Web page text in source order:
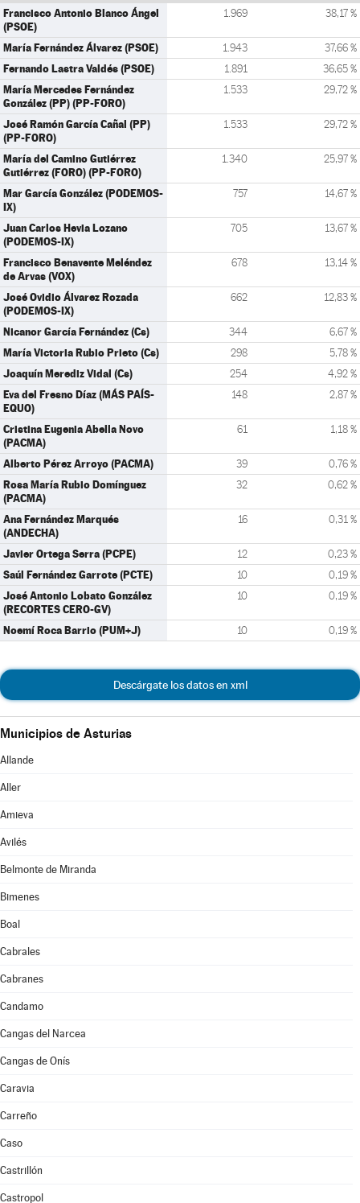
Francisco Antonio Blanco Ángel
(PSOE)
1.969 38,17 %
María Fernández Álvarez (PSOE) 1.943 37,66 %
Fernando Lastra Valdés (PSOE) 1.891 36,65 %
María Mercedes Fernández
González (PP) (PP-FORO)
1.533 29,72 %
José Ramón García Cañal (PP)
(PP-FORO)
1.533 29,72 %
María del Camino Gutiérrez
Gutiérrez (FORO) (PP-FORO)
1.340 25,97 %
Mar García González (PODEMOS-
IX)
757 14,67 %
Juan Carlos Hevia Lozano
(PODEMOS-IX)
705 13,67 %
Francisco Benavente Meléndez
de Arvas (VOX)
678 13,14 %
José Ovidio Álvarez Rozada
(PODEMOS-IX)
662 12,83 %
Nicanor García Fernández (Cs) 344 6,67 %
María Victoria Rubio Prieto (Cs) 298 5,78 %
Joaquín Merediz Vidal (Cs) 254 4,92 %
Eva del Fresno Díaz (MÁS PAÍS-
EQUO)
148 2,87 %
Cristina Eugenia Abella Novo
(PACMA)
61 1,18 %
Alberto Pérez Arroyo (PACMA) 39 0,76 %
Rosa María Rubio Domínguez
(PACMA)
32 0,62 %
Ana Fernández Marqués
(ANDECHA)
16 0,31 %
Javier Ortega Serra (PCPE) 12 0,23 %
Saúl Fernández Garrote (PCTE) 10 0,19 %
José Antonio Lobato González
(RECORTES CERO-GV)
10 0,19 %
Noemí Roca Barrio (PUM+J) 10 0,19 %
Descárgate los datos en xml
Municipios de Asturias
Allande
Aller
Amieva
Avilés
Belmonte de Miranda
Bimenes
Boal
Cabrales
Cabranes
Candamo
Cangas del Narcea
Cangas de Onís
Caravia
Carreño
Caso
Castrillón
Castropol